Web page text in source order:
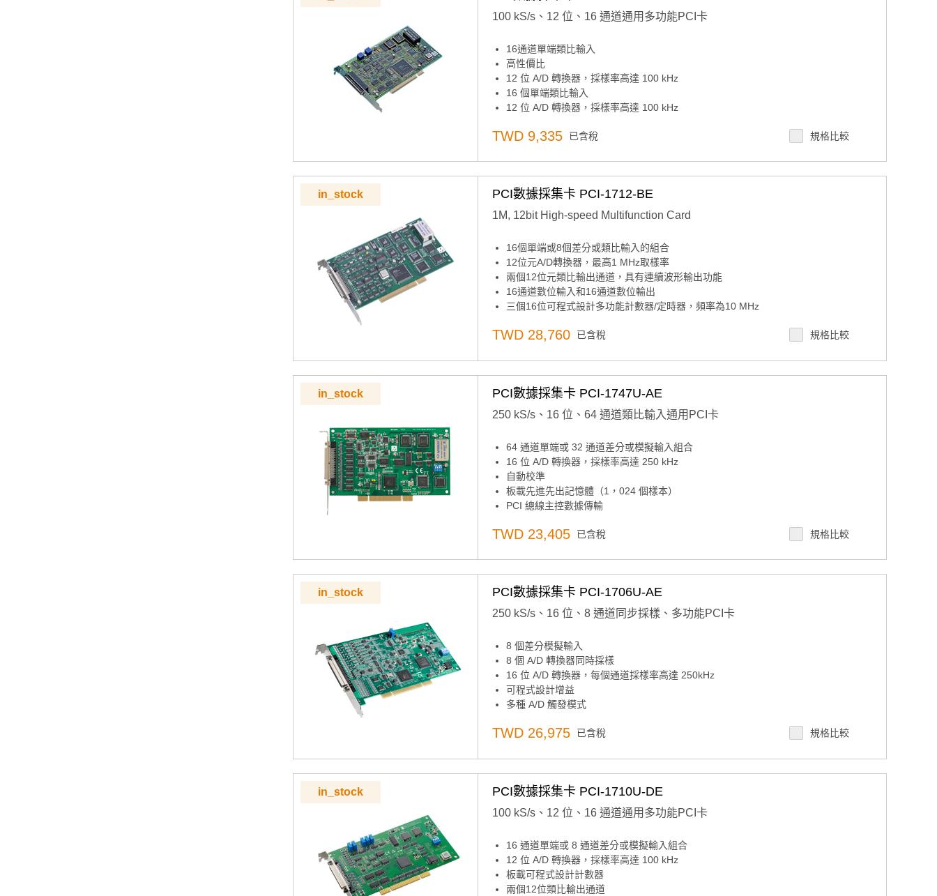
100 kS/s、12 位、16 通道通用多功能PCI卡
16通道單端類比輸入
高性價比
12 位 A/D 轉換器，採樣率高達 100 kHz
16 個單端類比輸入
12 位 A/D 轉換器，採樣率高達 100 kHz
16 個數位輸入和 16 個數位輸出
板載先進先出記憶體（1024 個樣本）
自動通道/增益掃描
可程式設計增益
板載可程式設計計數器
TWD 9,335 已含稅 規格比較
in_stock PCI數據採集卡 PCI-1712-BE
1M, 12bit High-speed Multifunction Card
16個單端或8個差分或類比輸入的組合
12位元A/D轉換器，最高1 MHz取樣率
兩個12位元類比輸出通道，具有連續波形輸出功能
16通道數位輸入和16通道數位輸出
三個16位可程式設計多功能計數器/定時器，頻率為10 MHz
自動通道/增益掃描
自動校準（AI/AO）
PCI匯流排用於數據傳輸
類比輸入通道的預觸發、後觸發、大約觸發和延遲觸發數據收集模式
靈活的觸發和時鐘功能
TWD 28,760 已含稅 規格比較
in_stock PCI數據採集卡 PCI-1747U-AE
250 kS/s、16 位、64 通道類比輸入通用PCI卡
64 通道單端或 32 通道差分或模擬輸入組合
16 位 A/D 轉換器，採樣率高達 250 kHz
自動校準
板載先進先出記憶體（1，024 個樣本）
PCI 總線主控數據傳輸
主機板ID™開關
TWD 23,405 已含稅 規格比較
in_stock PCI數據採集卡 PCI-1706U-AE
250 kS/s、16 位、8 通道同步採樣、多功能PCI卡
8 個差分模擬輸入
8 個 A/D 轉換器同時採樣
16 位 A/D 轉換器，每個通道採樣率高達 250kHz
可程式設計增益
多種 A/D 觸發模式
可程式設計起搏器/計數器
通用 PCI 總線（支援 3.3V 或 5V PCI 總線信號）
TWD 26,975 已含稅 規格比較
in_stock PCI數據採集卡 PCI-1710U-DE
100 kS/s、12 位、16 通道通用多功能PCI卡
16 通道單端或 8 通道差分或模擬輸入組合
12 位 A/D 轉換器，採樣率高達 100 kHz
板載可程式設計計數器
兩個12位類比輸出通道